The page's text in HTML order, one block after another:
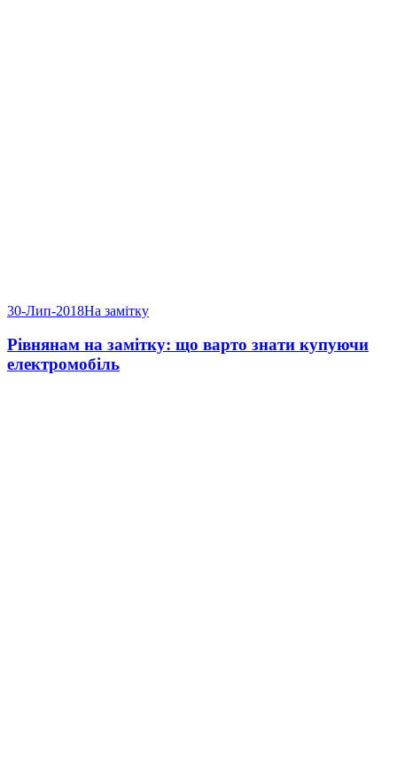
30-Лип-2018На замітку
Рівнянам на замітку: що варто знати купуючи
електромобіль